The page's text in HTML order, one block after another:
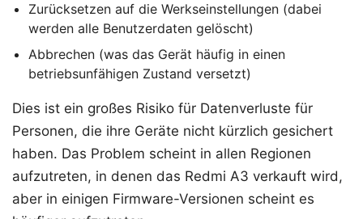
Zurücksetzen auf die Werkseinstellungen (dabei
werden alle Benutzerdaten gelöscht)
Abbrechen (was das Gerät häufig in einen
betriebsunfähigen Zustand versetzt)
Dies ist ein großes Risiko für Datenverluste für
Personen, die ihre Geräte nicht kürzlich gesichert
haben. Das Problem scheint in allen Regionen
aufzutreten, in denen das Redmi A3 verkauft wird,
aber in einigen Firmware-Versionen scheint es